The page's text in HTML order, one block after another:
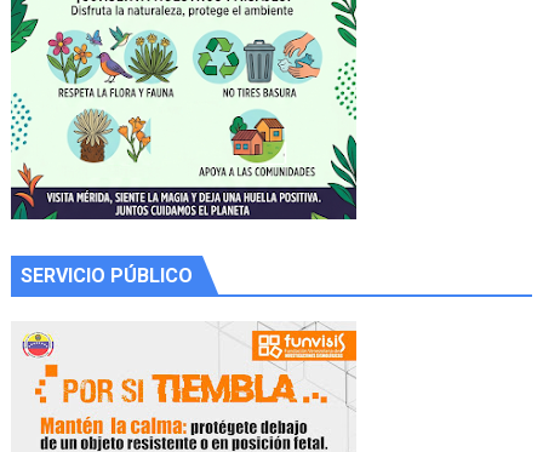
SERVICIO PÚBLICO